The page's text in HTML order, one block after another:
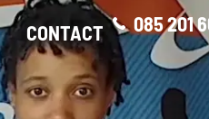
CONTACT 085 201